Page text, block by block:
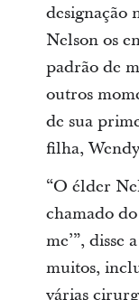
designação
Nelson os
padrão de
outros
de sua
filha,
“O élder
chamado
me’”, disse
muitos,
várias